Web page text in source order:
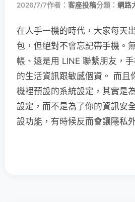
2026/7/7作者： 客座投稿分類： 網路
在人手一機的時代，大家每天
包，但絕對不會忘記帶手機。
帳、還是用 LINE 聯繫朋友，
的生活資訊跟敏感個資。 而且
機裡預設的系統設定，其實是
設定，而不是為了你的資訊安
設功能，有時候反而會讓隱私